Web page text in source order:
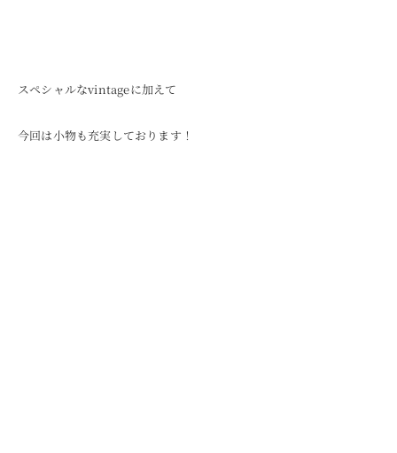
スペシャルなvintageに加えて
今回は小物も充実しております！